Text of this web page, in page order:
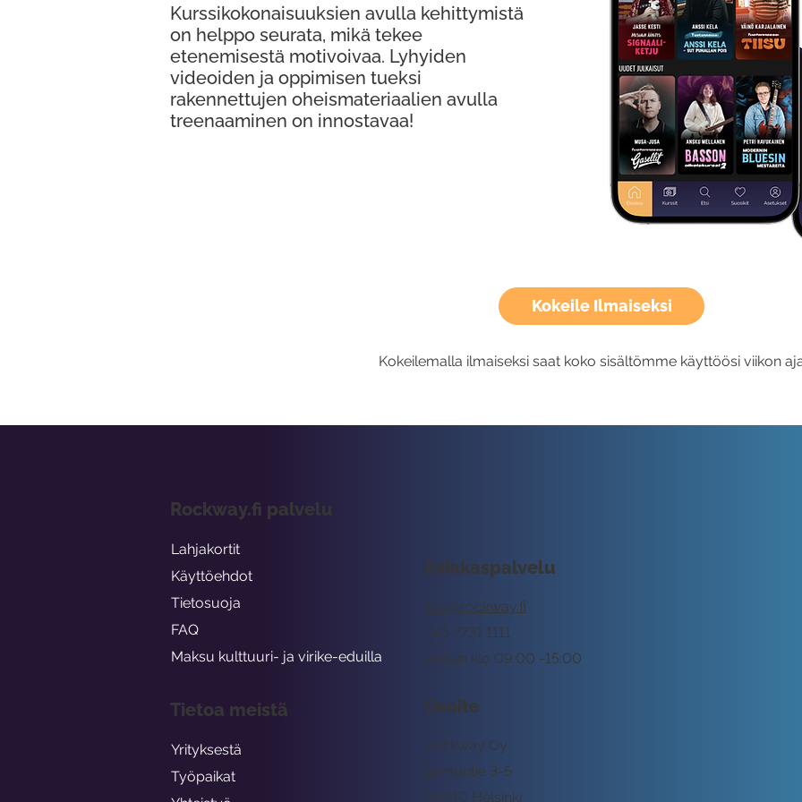
Kokeile Ilmaiseksi
Kokeilemalla ilmaiseksi saat koko sisältömme käyttöösi viikon
Kurssikokonaisuuksien avulla kehittymistä
on helppo seurata, mikä tekee
etenemisestä motivoivaa. Lyhyiden
videoiden ja oppimisen tueksi
rakennettujen oheismateriaalien avulla
treenaaminen on innostavaa!
Asiakaspalvelu
tuki@rockway.fi
Arkisin klo 09:00 -15:00
045 7731 1111
Osoite
Rockway Oy
Lemuntie 3-5
00510 Helsinki
Rockway.fi palvelu
Lahjakortit
Käyttöehdot
Tietosuoja
FAQ
Maksu kulttuuri- ja virike-eduilla
Tietoa meistä
Yrityksestä
Työpaikat